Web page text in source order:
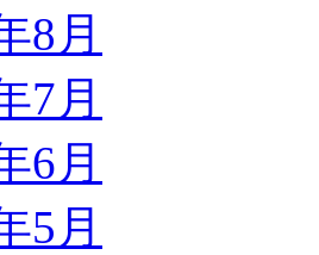
8月
7月
6月
5月